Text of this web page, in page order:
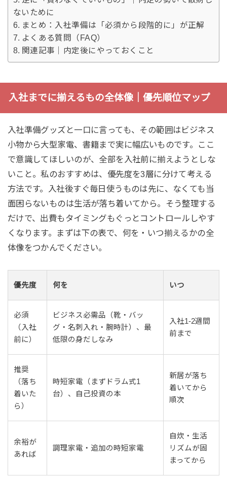
ないために
まとめ：入社準備は「必須から段階的に」が正解
よくある質問（FAQ）
関連記事｜内定後にやっておくこと
入社までに揃えるもの全体像｜優先順位マップ
入社準備グッズと一口に言っても、その範囲はビジネス
小物から大型家電、書籍まで実に幅広いものです。ここ
で意識してほしいのが、全部を入社前に揃えようとしな
いこと。私のおすすめは、優先度を3層に分けて考える
方法です。入社後すぐ毎日使うものは先に、なくても当
面困らないものは生活が落ち着いてから。そう整理する
だけで、出費もタイミングもぐっとコントロールしやす
くなります。まずは下の表で、何を・いつ揃えるかの全
体像をつかんでください。
優先度 何を いつ
必須
（入社
前に）
ビジネス必需品（靴・バッ
グ・名刺入れ・腕時計）、最
低限の身だしなみ
入社1-2週間
前まで
推奨
（落ち
着いた
ら）
時短家電（まずドラム式1
台）、自己投資の本
新居が落ち
着いてから
順次
余裕が
あれば
調理家電・追加の時短家電
自炊・生活
リズムが固
まってから